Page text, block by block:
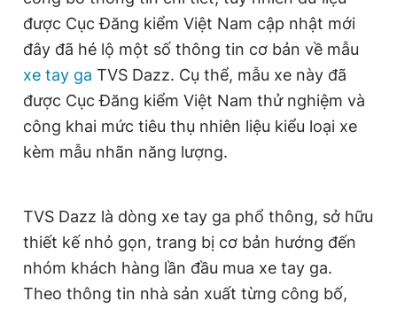
Giấy phép xuất bản số 110/GP - BTTTT cấp ngày 24.3.2020
© 2003-2026 Bản quyền thuộc về Báo Thanh Niên. Cấm sao
chép dưới mọi hình thức nếu không có sự chấp thuận bằng văn
bản. Phát triển bởi ePi Technologies, JSC.
được Cục Đăng kiểm Việt Nam cập nhật mới
đây đã hé lộ một số thông tin cơ bản về mẫu
xe tay ga TVS Dazz. Cụ thể, mẫu xe này đã
được Cục Đăng kiểm Việt Nam thử nghiệm và
công khai mức tiêu thụ nhiên liệu kiểu loại xe
kèm mẫu nhãn năng lượng.
TVS Dazz là dòng xe tay ga phổ thông, sở hữu
thiết kế nhỏ gọn, trang bị cơ bản hướng đến
nhóm khách hàng lần đầu mua xe tay ga.
Theo thông tin nhà sản xuất từng công bố,